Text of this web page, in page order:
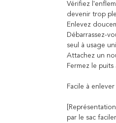
Vérifiez
devenir trop
Enlevez
Débarrassez-
seul à usage
Attachez un
Fermez le
Facile à
par le sac